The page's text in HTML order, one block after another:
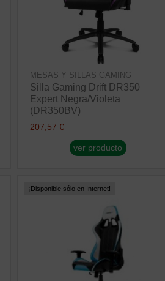
MESAS Y SILLAS GAMING
Silla Gaming Drift DR350
Expert Negra/Violeta
(DR350BV)
207,57 €
ver producto
¡Disponible sólo en Internet!